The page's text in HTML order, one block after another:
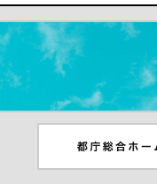
高（別ウインドウが開
ンドウが開きます